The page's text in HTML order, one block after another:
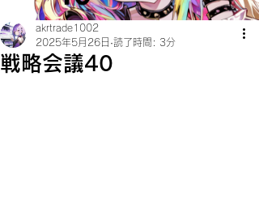
戦略会議40
akrtrade1002
2025年5月26日 読了時間: 3分